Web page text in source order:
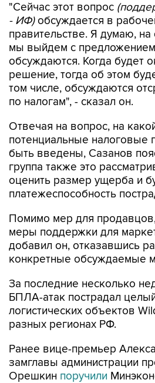
"Сейчас этот вопрос
- ИФ)обсуждается в
правительстве. Я думаю,
мы выйдем с
обсуждаются. Когда будет
решение, тогда об этом
том числе, обсуждаются
по налогам", - сказал он.
Отвечая на вопрос, на
потенциальные налоговые
быть введены, Сазанов
группа также это
оценить размер ущерба и
платежеспособность
Помимо мер для
меры поддержки для
добавил он, отказавшись
конкретные обсуждаемые
За последние несколько
БПЛА-атак пострадал
логистических объектов
разных регионах РФ.
Ранее вице-премьер
замглавы администрации
Орешкин поручили